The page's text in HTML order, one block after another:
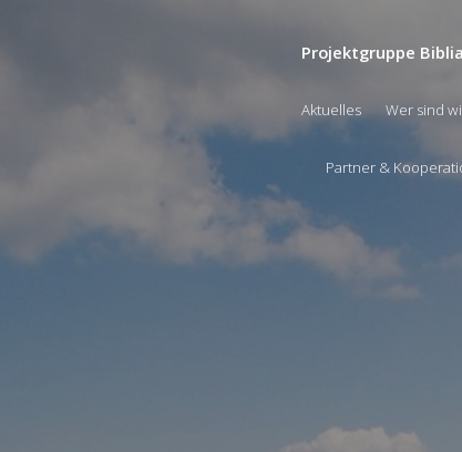
Projektgruppe Biblia
Aktuelles Wer sind
Partner &